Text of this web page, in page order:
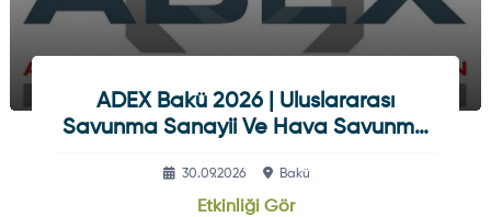
ADEX Bakü 2026 | Uluslararası
Savunma Sanayii Ve Hava Savunma
30.09.2026 Bakü
Etkinliği Gör